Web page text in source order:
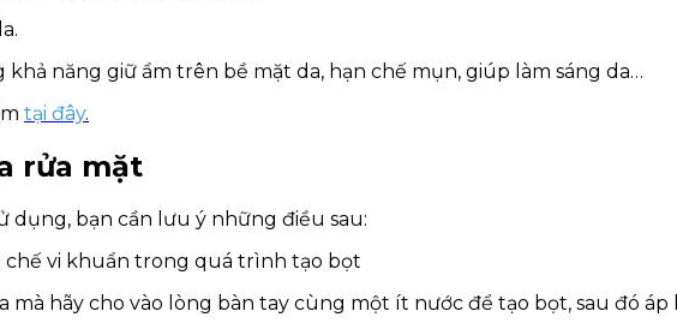
khả năng giữ ẩm trên bề mặt da, hạn chế mụn, giúp làm sáng da…
tại đây.
rửa mặt
dụng, bạn cần lưu ý những điều sau:
chế vi khuẩn trong quá trình tạo bọt
mà hãy cho vào lòng bàn tay cùng một ít nước để tạo bọt, sau đó áp